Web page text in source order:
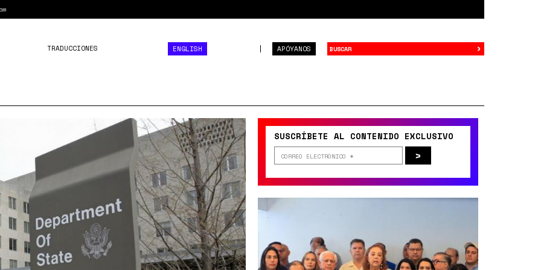
APÓYANOS
TRADUCCIONES ENGLISH ›
SUSCRÍBETE AL CONTENIDO EXCLUSIVO
>